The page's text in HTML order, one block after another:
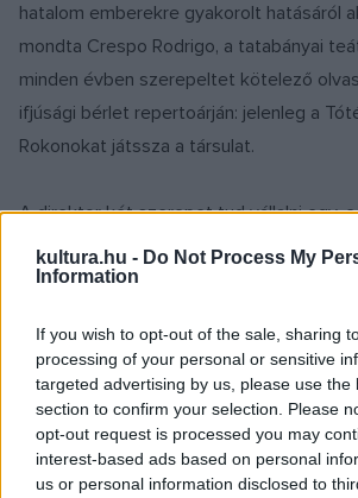
kultura.hu - Do Not Process My
Information
If you wish to opt-out of the sale, sharing
processing of your personal or sensitive
targeted advertising by us, please use the
section to confirm your selection. Please
opt-out request is processed you may
interest-based ads based on personal
us or personal information disclosed to
hatalom emberekre gyakorolt hatásáról
mondta Crespo Rodrigo, a tatabányai
minden évben szerepeltet kötelező
ifjúsági bérlet repertoárján: jelenleg a
Rokonokat játssza a társulat.
A direktor két szerepet tud vállalni egy-
közül idén az egyik a Móricz-regény
Istvánja. ?Ő egy antihős, aki nem látja át
csalódást okoz. Nem szeretné
vonzódik Magdalénához. Könnyedebben
kísérletezik: meddig tud elmenni, hogy
maradjon? ? mesélt szerepéről Crespo
hangsúlyozta: a Szakonyi Károly-féle